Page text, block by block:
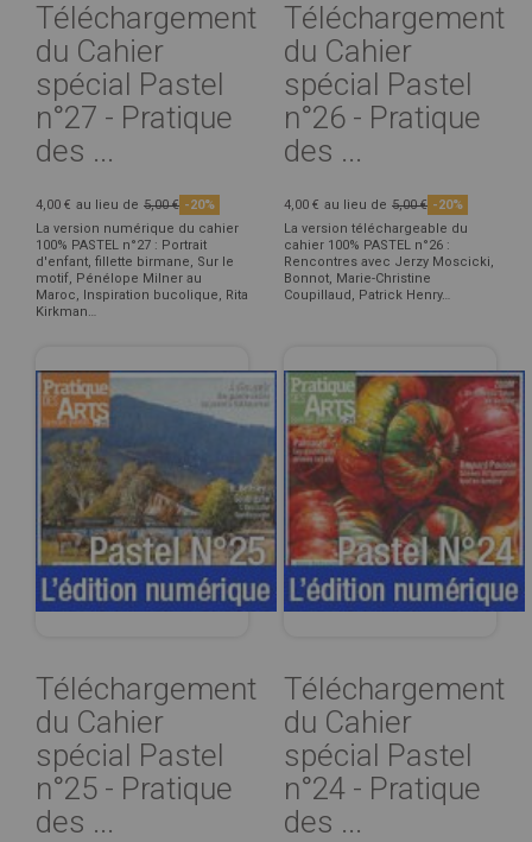
Téléchargement
du Cahier
spécial Pastel
n°27 - Pratique
des ...
4,00 € au lieu de 5,00 € -20%
La version numérique du cahier
100% PASTEL n°27 : Portrait
d'enfant, fillette birmane, Sur le
motif, Pénélope Milner au
Maroc, Inspiration bucolique, Rita
Kirkman…
Téléchargement
du Cahier
spécial Pastel
n°26 - Pratique
des ...
4,00 € au lieu de 5,00 € -20%
La version téléchargeable du
cahier 100% PASTEL n°26 :
Rencontres avec Jerzy Moscicki,
Bonnot, Marie-Christine
Coupillaud, Patrick Henry…
Téléchargement
du Cahier
spécial Pastel
n°25 - Pratique
des ...
Téléchargement
du Cahier
spécial Pastel
n°24 - Pratique
des ...